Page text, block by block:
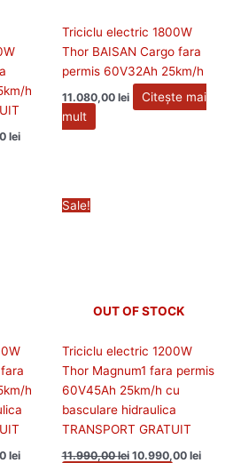
h
lei
Triciclu electric 1800W
Thor BAISAN Cargo fara
permis 60V32Ah 25km/h
11.080,00 lei
Citește mai
mult
h
lei
Sale!
OUT OF STOCK
Triciclu electric 1200W
Thor Magnum1 fara permis
60V45Ah 25km/h cu
basculare hidraulica
TRANSPORT GRATUIT
11.990,00lei 10.990,00 lei